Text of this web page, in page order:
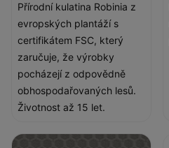
Přírodní kulatina Robinia z
evropských plantáží s
certifikátem FSC, který
zaručuje, že výrobky
pocházejí z odpovědně
obhospodařovaných lesů.
Životnost až 15 let.